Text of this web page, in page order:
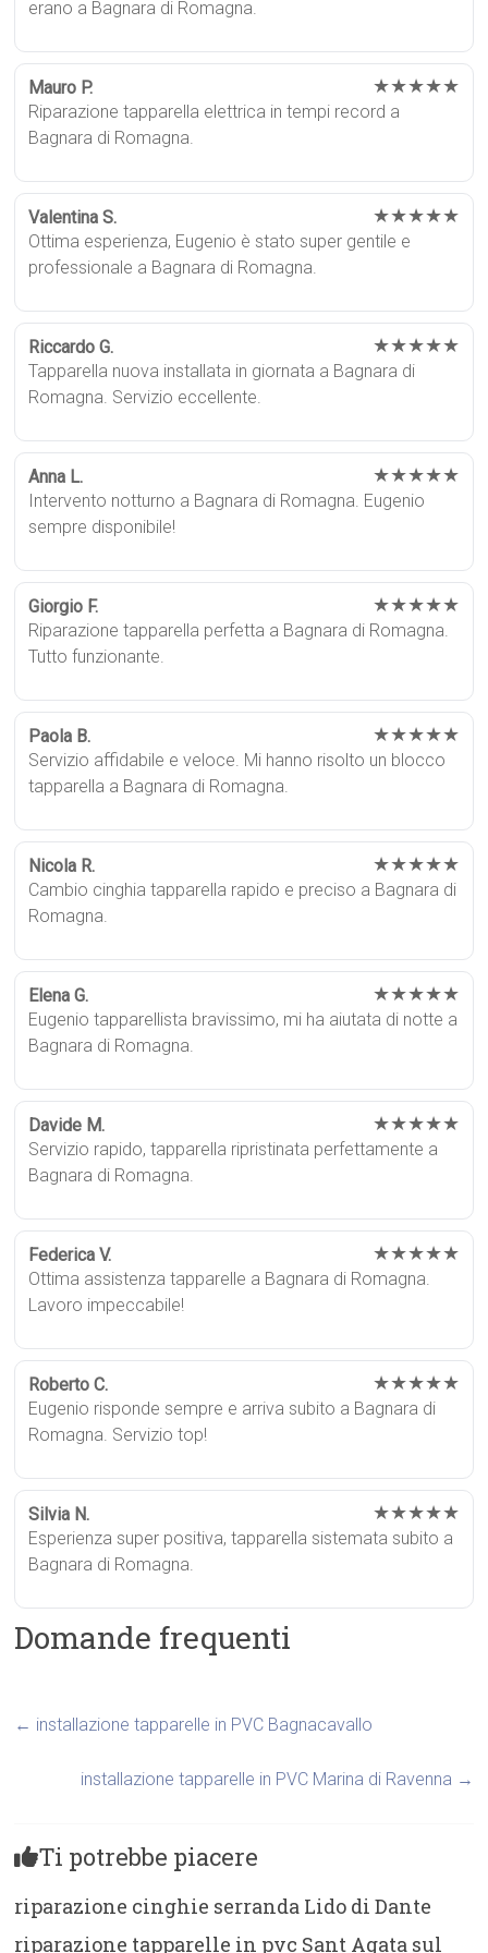
erano a Bagnara di Romagna.
Mauro P. ★★★★★
Riparazione tapparella elettrica in tempi record a
Bagnara di Romagna.
Valentina S. ★★★★★
Ottima esperienza, Eugenio è stato super gentile e
professionale a Bagnara di Romagna.
Riccardo G. ★★★★★
Tapparella nuova installata in giornata a Bagnara di
Romagna. Servizio eccellente.
Anna L. ★★★★★
Intervento notturno a Bagnara di Romagna. Eugenio
sempre disponibile!
Giorgio F. ★★★★★
Riparazione tapparella perfetta a Bagnara di Romagna.
Tutto funzionante.
Paola B. ★★★★★
Servizio affidabile e veloce. Mi hanno risolto un blocco
tapparella a Bagnara di Romagna.
Nicola R. ★★★★★
Cambio cinghia tapparella rapido e preciso a Bagnara di
Romagna.
Elena G. ★★★★★
Eugenio tapparellista bravissimo, mi ha aiutata di notte a
Bagnara di Romagna.
Davide M. ★★★★★
Servizio rapido, tapparella ripristinata perfettamente a
Bagnara di Romagna.
Federica V. ★★★★★
Ottima assistenza tapparelle a Bagnara di Romagna.
Lavoro impeccabile!
Roberto C. ★★★★★
Eugenio risponde sempre e arriva subito a Bagnara di
Romagna. Servizio top!
Silvia N. ★★★★★
Esperienza super positiva, tapparella sistemata subito a
Bagnara di Romagna.
Domande frequenti
← installazione tapparelle in PVC Bagnacavallo
installazione tapparelle in PVC Marina di Ravenna →
Ti potrebbe piacere
riparazione cinghie serranda Lido di Dante
riparazione tapparelle in pvc Sant Agata sul